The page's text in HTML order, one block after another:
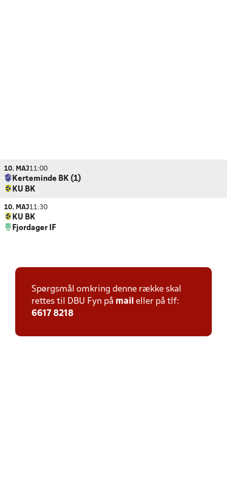
10. MAJ11:00
Kerteminde BK (1)
KU BK
10. MAJ11:30
KU BK
Fjordager IF
Spørgsmål omkring denne række skal
rettes til DBU Fyn på mail eller på tlf:
6617 8218